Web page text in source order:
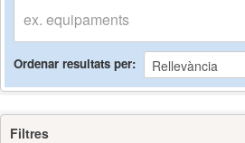
Ordenar resultats per
Filtres